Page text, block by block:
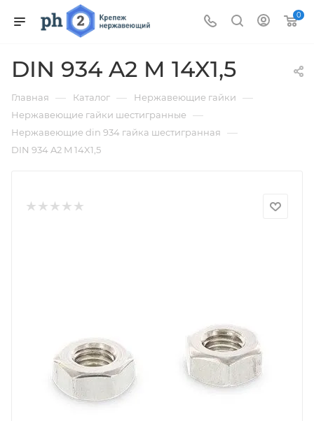
0
DIN 934 A2 M 14X1,5
Главная — Каталог — Нержавеющие гайки —
Нержавеющие гайки шестигранные —
Нержавеющие din 934 гайка шестигранная —
DIN 934 A2 M 14X1,5